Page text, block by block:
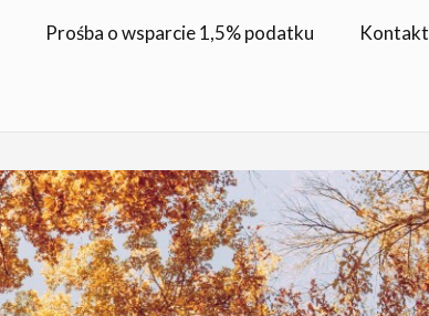
Prośba o wsparcie 1,5% podatku Kontakt